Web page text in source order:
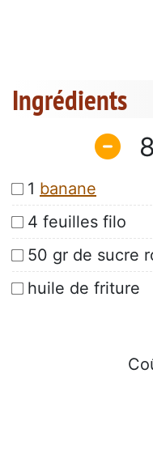
Ingrédients
8
1 banane
4 feuilles filo
50 gr de sucre
huile de friture